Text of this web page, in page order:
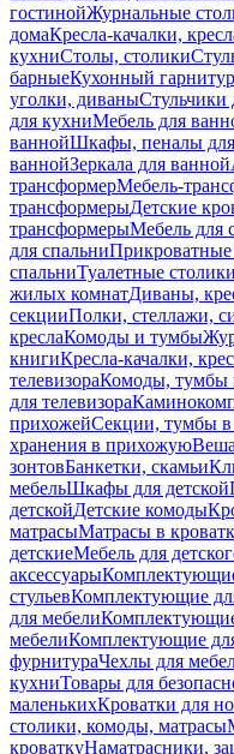
гостинойЖурнальные
домаКресла-качалки,
кухниСтолы, столики
барныеКухонный гарнитур
уголки, диваныСтульчики
для кухниМебель для
ваннойШкафы, пеналы
ваннойЗеркала для ванной
трансформерМебель-
трансформерыДетские
трансформерыМебель для
для спальни
спальниТуалетные столики
жилых комнатДиваны,
секцииПолки, стеллажи,
креслаКомоды и тумбы
книгиКресла-качалки,
телевизораКомоды, тумбы
для телевизора
прихожейСекции, тумбы
хранения в прихожую
зонтовБанкетки, скамьи
мебельШкафы для детской
детскойДетские комоды
матрасыМатрасы в
детскиеМебель для
аксессуары
стульевКомплектующие
для мебели
мебелиКомплектующие
фурнитураЧехлы для
кухниТовары для
маленькихКроватки для
столики, комоды, матрасы
кроваткуНаматрасники,